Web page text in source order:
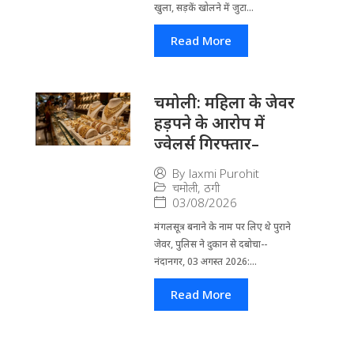
खुला, सड़कें खोलने में जुटा...
Read More
चमोली: महिला के जेवर
हड़पने के आरोप में
ज्वेलर्स गिरफ्तार–
By laxmi Purohit
चमोली, ठगी
03/08/2026
मंगलसूत्र बनाने के नाम पर लिए थे पुराने
जेवर, पुलिस ने दुकान से दबोचा--
नंदानगर, 03 अगस्त 2026:...
Read More